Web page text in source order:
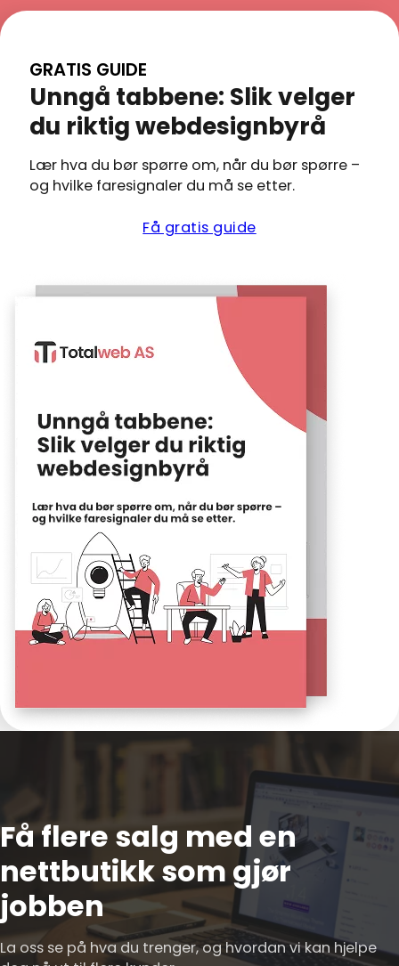
av prosjektets
tilbakemeldinger
fra deg.
på
kostnader.
Vi tilbyr
ulike
basert på
behov. Se
komplette
aktuelle
prisnivåer
kontaktperson, en
tydelig prosess
viser hva andre
opplevd
GRATIS GUIDE
Unngå tabbene: Slik velger
du riktig webdesignbyrå
Lær hva du bør spørre om, når du bør spørre –
og hvilke faresignaler du må se etter.
Få gratis guide
Få flere salg med en
nettbutikk som gjør
jobben
La oss se på hva du trenger, og hvordan vi kan hjelpe